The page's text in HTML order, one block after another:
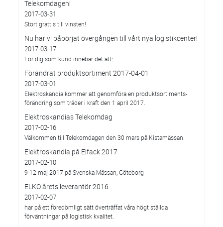
Telekomdagen!
2017-03-31
Stort grattis till vinsten!
Nu har vi påbörjat övergången till vårt nya logistikcenter!
2017-03-17
För dig som kund innebär det att:
Förändrat produktsortiment 2017-04-01
2017-03-01
Elektroskandia kommer att genomföra en produktsortiments-
förändring som träder i kraft den 1 april 2017.
Elektroskandias Telekomdag
2017-02-16
Välkommen till Telekomdagen den 30 mars på Kistamässan
Elektroskandia på Elfack 2017
2017-02-10
9-12 maj 2017 på Svenska Mässan, Göteborg
ELKO årets leverantör 2016
2017-02-07
har på ett föredömligt sätt överträffat våra högt ställda
förväntningar på logistisk kvalitet.